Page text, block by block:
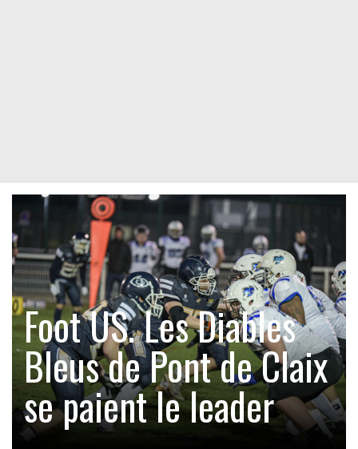
Foot US. Les Diables
Bleus de Pont de Claix
se paient le leader